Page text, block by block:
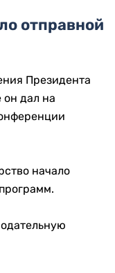
отправной
Президента
дал на
начало